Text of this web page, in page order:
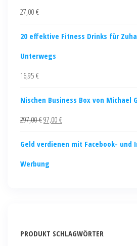
27,00 €
20 effektive Fitness Drinks für
Unterwegs
16,95 €
Nischen Business Box von Michael
297,00€97,00 €
Geld verdienen mit Facebook- und
Werbung
PRODUKT SCHLAGWÖRTER